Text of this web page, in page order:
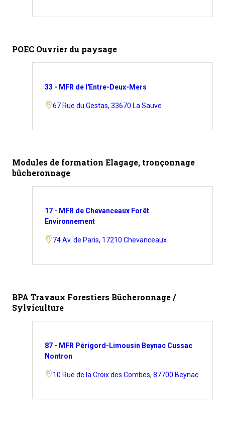
POEC Ouvrier du paysage
33 - MFR de l'Entre-Deux-Mers
67 Rue du Gestas, 33670 La Sauve
Modules de formation Elagage, tronçonnage
bûcheronnage
17 - MFR de Chevanceaux Forêt
Environnement
74 Av. de Paris, 17210 Chevanceaux
BPA Travaux Forestiers Bûcheronnage /
Sylviculture
87 - MFR Périgord-Limousin Beynac Cussac
Nontron
10 Rue de la Croix des Combes, 87700 Beynac